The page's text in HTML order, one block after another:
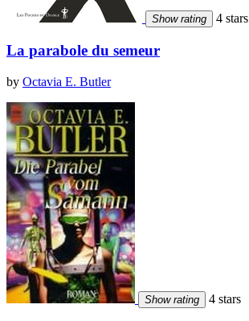
Show rating 4 stars
La parabole du semeur
by Octavia E. Butler
Show rating 4 stars